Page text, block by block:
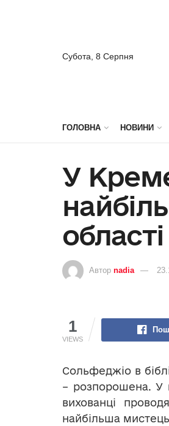
Субота, 8 Серпня
ГОЛОВНА НОВИНИ
У
області
Автор nadia
1
VIEWS
Сольфеджіо в
– розпорошена. У
вихованці
найбільша